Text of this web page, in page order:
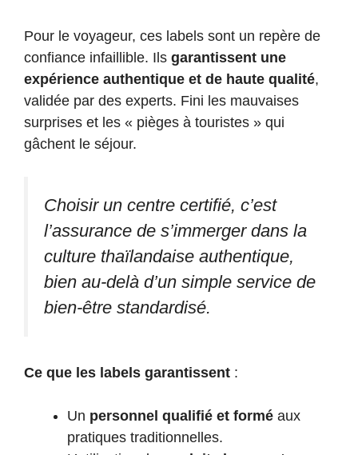
Pour le voyageur, ces labels sont un repère de
confiance infaillible. Ils garantissent une
expérience authentique et de haute qualité,
validée par des experts. Fini les mauvaises
surprises et les « pièges à touristes » qui
gâchent le séjour.
Choisir un centre certifié, c’est
l’assurance de s’immerger dans la
culture thaïlandaise authentique,
bien au-delà d’un simple service de
bien-être standardisé.
Ce que les labels garantissent :
Un personnel qualifié et formé aux
pratiques traditionnelles.